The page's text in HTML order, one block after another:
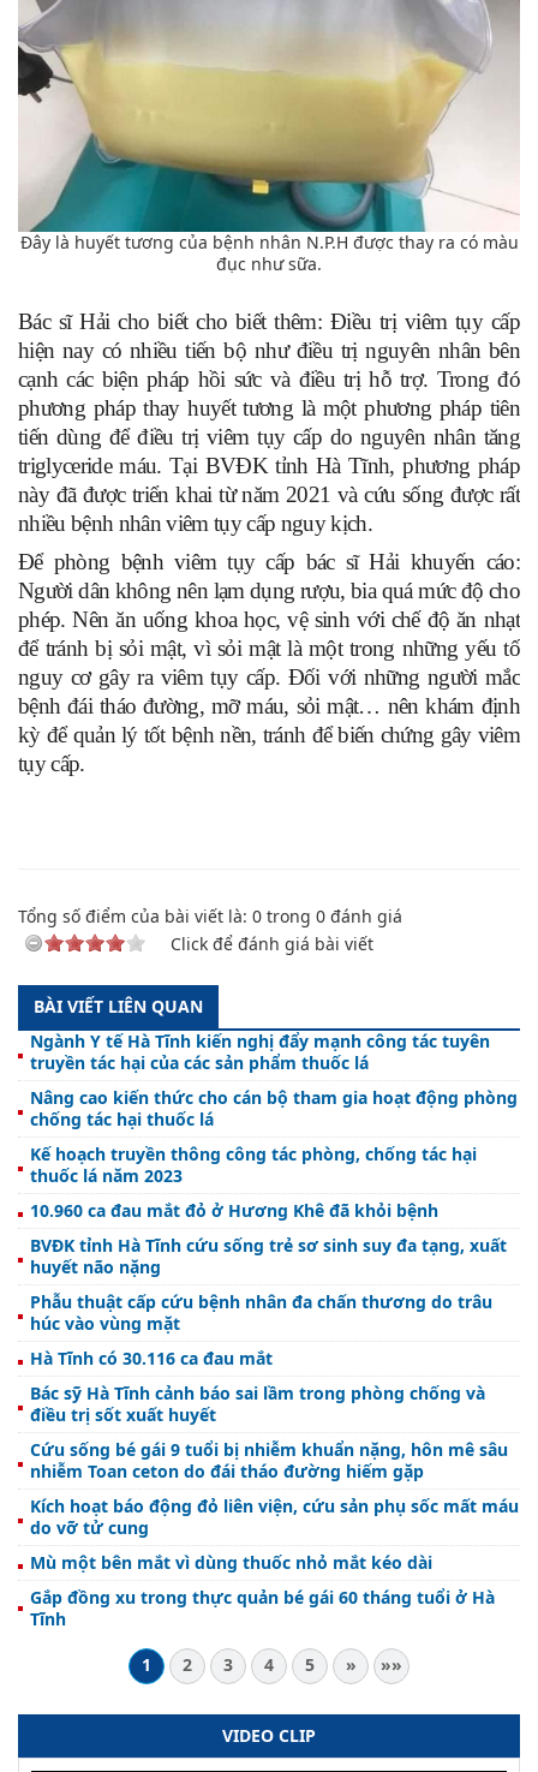
Đây là huyết tương của bệnh nhân N.P.H được thay ra có màu
đục như sữa.
Bác sĩ Hải cho biết cho biết thêm: Điều trị viêm tụy cấp
hiện nay có nhiều tiến bộ như điều trị nguyên nhân bên
cạnh các biện pháp hồi sức và điều trị hỗ trợ. Trong đó
phương pháp thay huyết tương là một phương pháp tiên
tiến dùng để điều trị viêm tụy cấp do nguyên nhân tăng
triglyceride máu. Tại BVĐK tỉnh Hà Tĩnh, phương pháp
này đã được triển khai từ năm 2021 và cứu sống được rất
nhiều bệnh nhân viêm tụy cấp nguy kịch.
Để phòng bệnh viêm tụy cấp bác sĩ Hải khuyến cáo:
Người dân không nên lạm dụng rượu, bia quá mức độ cho
phép. Nên ăn uống khoa học, vệ sinh với chế độ ăn nhạt
để tránh bị sỏi mật, vì sỏi mật là một trong những yếu tố
nguy cơ gây ra viêm tụy cấp. Đối với những người mắc
bệnh đái tháo đường, mỡ máu, sỏi mật… nên khám định
kỳ để quản lý tốt bệnh nền, tránh để biến chứng gây viêm
tụy cấp.
Tổng số điểm của bài viết là: 0 trong 0 đánh giá
Click để đánh giá bài viết
BÀI VIẾT LIÊN QUAN
Ngành Y tế Hà Tĩnh kiến nghị đẩy mạnh công tác tuyên
truyền tác hại của các sản phẩm thuốc lá
Nâng cao kiến thức cho cán bộ tham gia hoạt động phòng
chống tác hại thuốc lá
Kế hoạch truyền thông công tác phòng, chống tác hại
thuốc lá năm 2023
10.960 ca đau mắt đỏ ở Hương Khê đã khỏi bệnh
BVĐK tỉnh Hà Tĩnh cứu sống trẻ sơ sinh suy đa tạng, xuất
huyết não nặng
Phẫu thuật cấp cứu bệnh nhân đa chấn thương do trâu
húc vào vùng mặt
Hà Tĩnh có 30.116 ca đau mắt
Bác sỹ Hà Tĩnh cảnh báo sai lầm trong phòng chống và
điều trị sốt xuất huyết
Cứu sống bé gái 9 tuổi bị nhiễm khuẩn nặng, hôn mê sâu
nhiễm Toan ceton do đái tháo đường hiếm gặp
Kích hoạt báo động đỏ liên viện, cứu sản phụ sốc mất máu
do vỡ tử cung
Mù một bên mắt vì dùng thuốc nhỏ mắt kéo dài
Gắp đồng xu trong thực quản bé gái 60 tháng tuổi ở Hà
Tĩnh
1
2 3 4 5 » »»
VIDEO CLIP